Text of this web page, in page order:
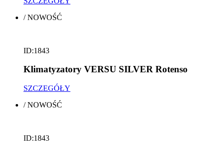
/NOWOŚĆ
ID:1843
Klimatyzatory VERSU SILVER Rotenso
SZCZEGÓŁY
/NOWOŚĆ
ID:1843